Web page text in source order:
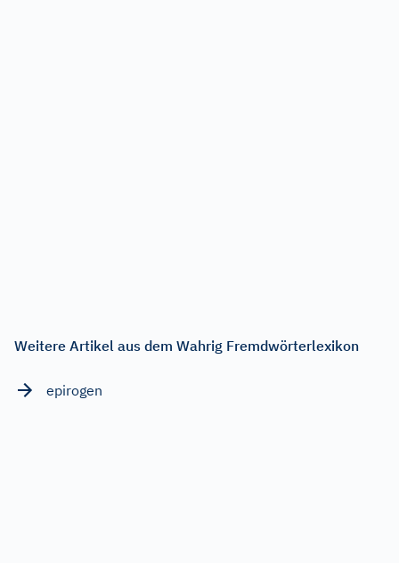
Weitere Artikel aus dem Wahrig Fremdwörterlexikon
epirogen